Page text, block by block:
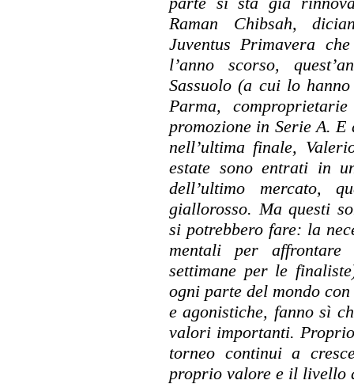
Raman Chibsah,
Juventus Primavera
l’anno scorso,
Sassuolo (a cui lo
Parma,
promozione in Serie A.
nell’ultima finale,
estate sono entrati in
dell’ultimo mercato,
giallorosso. Ma questi
si potrebbero fare: la
mentali per
settimane per le
ogni parte del mondo
e agonistiche, fanno sì
valori importanti.
torneo continui a
proprio valore e il livello